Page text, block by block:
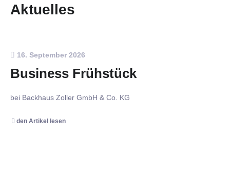
Aktuelles
16. September 2026
Business Frühstück
bei Backhaus Zoller GmbH & Co. KG
den Artikel lesen